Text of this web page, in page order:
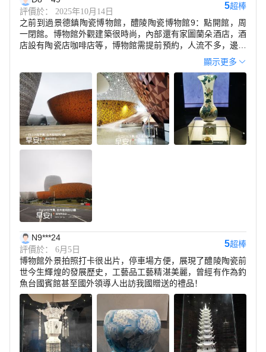
評價於： 2025年10月14日
5超棒
之前到過景德鎮陶瓷博物館，醴陵陶瓷博物館9：點開館，周
一閉館。博物館外觀建築很時尚，內部還有家圖蘭朵酒店，酒
店設有陶瓷店咖啡店等，博物館需提前預約，人流不多，邊上
還有磁器口撿漏，停車位置比較充裕，這次回家順路醴陵打
卡，增長對陶瓷些知識及對我國陶瓷發展的了解，醴陵這座小
城市還是很值得過來看看，旅遊一下。。
顯示更多
N9***24
評價於： 6月5日
5超棒
博物館外景拍照打卡很出片，停車場方便，展現了醴陵陶瓷前
世今生輝煌的發展歷史，工藝品工藝精湛美麗，曾經有作為釣
魚台國賓館甚至國外領導人出訪我國贈送的禮品！